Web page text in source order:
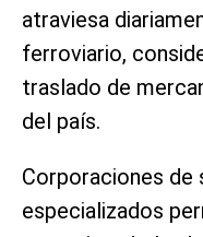
atraviesa
ferroviario,
traslado de
del país.
Corporaciones de
especializados